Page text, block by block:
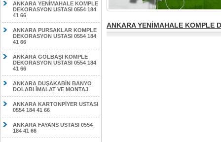
ANKARA YENİMAHALE KOMPLE
DEKORASYON USTASI 0554 184
41 66
ANKARA PURSAKLAR KOMPLE
DEKORASYON USTASI 0554 184
41 66
ANKARA GÖLBAŞI KOMPLE
DEKORASYON USTASI 0554 184
41 66
ANKARA DUŞAKABİN BANYO
DOLABI İMALAT VE MONTAJ
ANKARA KARTONPİYER USTASI
0554 184 41 66
ANKARA FAYANS USTASI 0554
184 41 66
ANKARA YENİMAHALE KOMPLE